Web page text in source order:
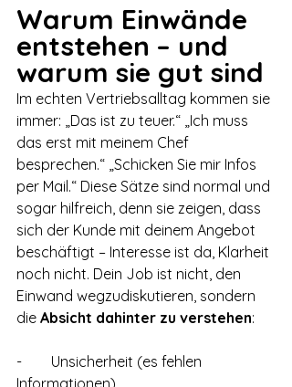
Warum Einwände
entstehen – und
warum sie gut sind
Im echten Vertriebsalltag kommen sie
immer: „Das ist zu teuer.“ „Ich muss
das erst mit meinem Chef
besprechen.“ „Schicken Sie mir Infos
per Mail.“ Diese Sätze sind normal und
sogar hilfreich, denn sie zeigen, dass
sich der Kunde mit deinem Angebot
beschäftigt – Interesse ist da, Klarheit
noch nicht. Dein Job ist nicht, den
Einwand wegzudiskutieren, sondern
die Absicht dahinter zu verstehen:
-        Unsicherheit (es fehlen
Informationen)